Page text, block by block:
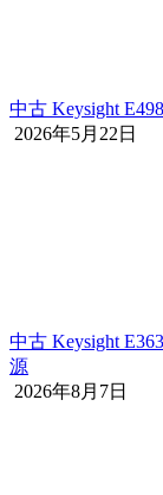
中古 Keysight
2026年5月22日
中古 Keysight
源
2026年8月7日